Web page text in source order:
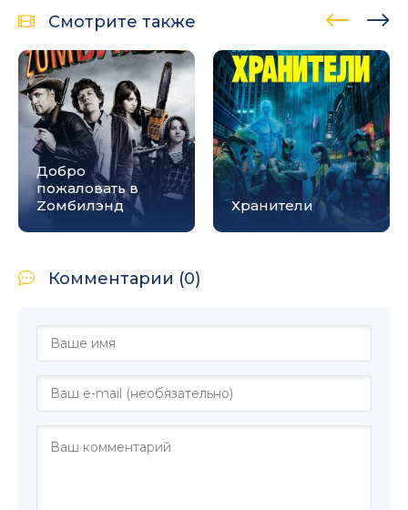
Смотрите также
Добро
пожаловать в
Zомбилэнд
Хранители
Комментарии (0)